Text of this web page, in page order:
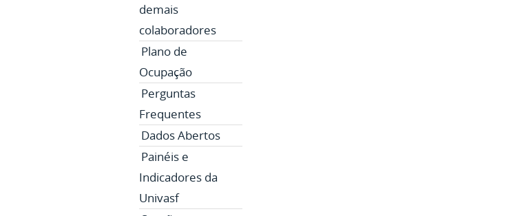
demais
colaboradores
Plano de
Ocupação
Perguntas
Frequentes
Dados Abertos
Painéis e
Indicadores da
Univasf